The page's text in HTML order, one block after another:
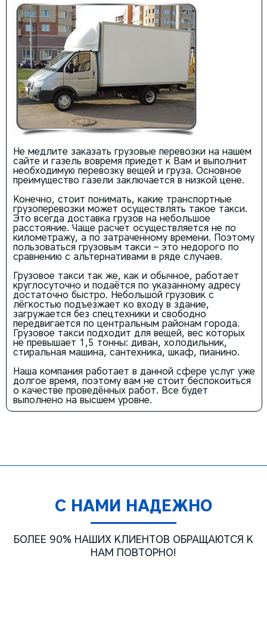
Не медлите заказать грузовые перевозки на нашем
сайте и газель вовремя приедет к Вам и выполнит
необходимую перевозку вещей и груза. Основное
преимущество газели заключается в низкой цене.
Конечно, стоит понимать, какие транспортные
грузоперевозки может осуществлять такое такси.
Это всегда доставка грузов на небольшое
расстояние. Чаще расчет осуществляется не по
километражу, а по затраченному времени. Поэтому
пользоваться грузовым такси – это недорого по
сравнению с альтернативами в ряде случаев.
Грузовое такси так же, как и обычное, работает
круглосуточно и подаётся по указанному адресу
достаточно быстро. Небольшой грузовик с
лёгкостью подъезжает ко входу в здание,
загружается без спецтехники и свободно
передвигается по центральным районам города.
Грузовое такси подходит для вещей, вес которых
не превышает 1,5 тонны: диван, холодильник,
стиральная машина, сантехника, шкаф, пианино.
Наша компания работает в данной сфере услуг уже
долгое время, поэтому вам не стоит беспокоиться
о качестве проведённых работ. Все будет
выполнено на высшем уровне.
С НАМИ НАДЕЖНО
БОЛЕЕ 90% НАШИХ КЛИЕНТОВ ОБРАЩАЮТСЯ К
НАМ ПОВТОРНО!